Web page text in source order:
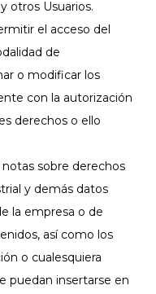
otros Usuarios.
el acceso del
de
o modificar los
con la autorización
derechos o ello
sobre derechos
y demás datos
la empresa o de
así como los
o cualesquiera
puedan insertarse en